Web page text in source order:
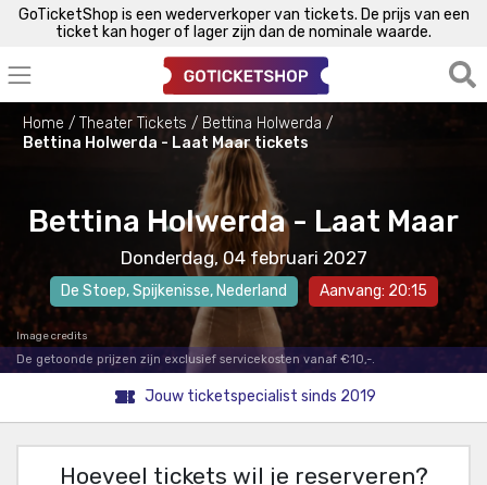
GoTicketShop is een wederverkoper van tickets. De prijs van een
ticket kan hoger of lager zijn dan de nominale waarde.
Home Theater Tickets
Bettina Holwerda
Bettina Holwerda - Laat Maar tickets
Bettina Holwerda - Laat Maar
Donderdag, 04 februari 2027
De Stoep,Spijkenisse, Nederland Aanvang: 20:15
Image credits
De getoonde prijzen zijn exclusief servicekosten vanaf €10,-.
Jouw ticketspecialist sinds 2019
Hoeveel tickets wil je reserveren?